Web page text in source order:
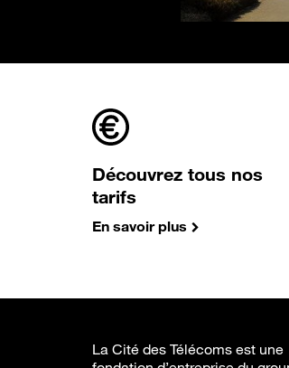
Découvrez tous nos
tarifs
En savoir plus
La Cité des Télécoms est une